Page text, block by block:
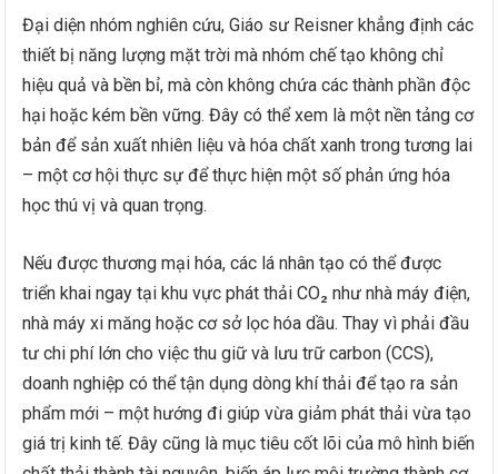
Đại diện nhóm nghiên cứu, Giáo sư Reisner khẳng định các
thiết bị năng lượng mặt trời mà nhóm chế tạo không chỉ
hiệu quả và bền bỉ, mà còn không chứa các thành phần độc
hại hoặc kém bền vững. Đây có thể xem là một nền tảng cơ
bản để sản xuất nhiên liệu và hóa chất xanh trong tương lai
– một cơ hội thực sự để thực hiện một số phản ứng hóa
học thú vị và quan trọng.
Nếu được thương mại hóa, các lá nhân tạo có thể được
triển khai ngay tại khu vực phát thải CO₂ như nhà máy điện,
nhà máy xi măng hoặc cơ sở lọc hóa dầu. Thay vì phải đầu
tư chi phí lớn cho việc thu giữ và lưu trữ carbon (CCS),
doanh nghiệp có thể tận dụng dòng khí thải để tạo ra sản
phẩm mới – một hướng đi giúp vừa giảm phát thải vừa tạo
giá trị kinh tế. Đây cũng là mục tiêu cốt lõi của mô hình biến